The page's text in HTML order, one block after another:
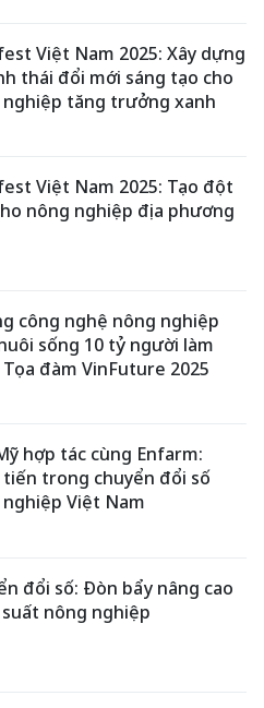
Việt Nam 2025: Xây dựng
thái đổi mới sáng tạo cho
nghiệp tăng trưởng xanh
Việt Nam 2025: Tạo đột
nông nghiệp địa phương
công nghệ nông nghiệp
sống 10 tỷ người làm
đàm VinFuture 2025
hợp tác cùng Enfarm:
tiến trong chuyển đổi số
Việt Nam
đổi số: Đòn bẩy nâng cao
nông nghiệp